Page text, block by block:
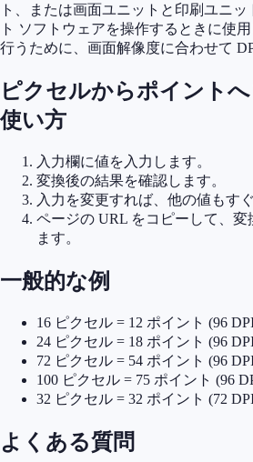
ト、または画面ユニットと印刷ユニ
ト ソフトウェアを操作するときに使
行うために、画面解像度に合わせて
ピクセルからポイント
使い方
入力欄に値を入力します。
変換後の結果を確認します。
入力を変更すれば、他の値もす
ページの URL をコピーして、
ます。
一般的な例
16 ピクセル = 12 ポイント (96
24 ピクセル = 18 ポイント (96
72 ピクセル = 54 ポイント (96
100 ピクセル = 75 ポイント (96
32 ピクセル = 32 ポイント (72
よくある質問